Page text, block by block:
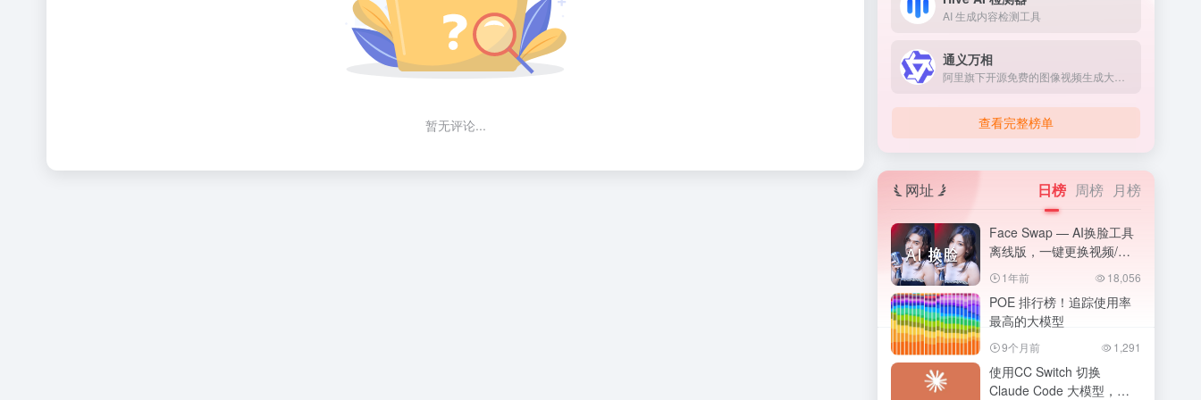
暂无评论...
AI 生成内容检测工具
通义万相
查看完整榜单
网址 日榜 周榜 月榜
Face Swap — AI换脸工具
离线版，一键更换视频/图
片人物脸部！ROOP
1年前 18,056
POE 排行榜！追踪使用率
最高的大模型
9个月前 1,291
使用CC Switch 切换
Claude Code 大模型，接